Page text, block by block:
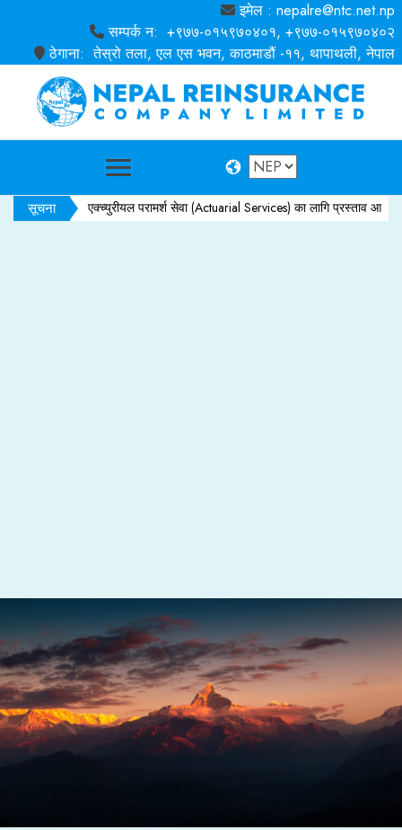
इमेल : nepalre@ntc.net.np
सम्पर्क न: +९७७-०१५९७०४०१, +९७७-०१५९७०४०२
ठेगाना: तेस्रो तला, एल एस भवन, काठमाडौं -११, थापाथली, नेपाल
सूचना एक्च्युरीयल परामर्श सेवा (Actuarial Services) का लागि प्रस्ताव आह्वान